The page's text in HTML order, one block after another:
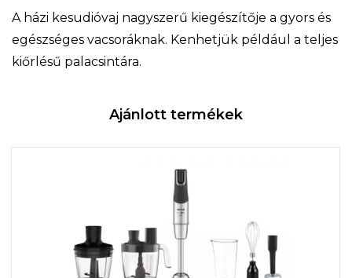
A házi kesudióvaj nagyszerű kiegészítője a gyors és
egészséges vacsoráknak. Kenhetjük például a teljes
kiőrlésű palacsintára.
Ajánlott termékek